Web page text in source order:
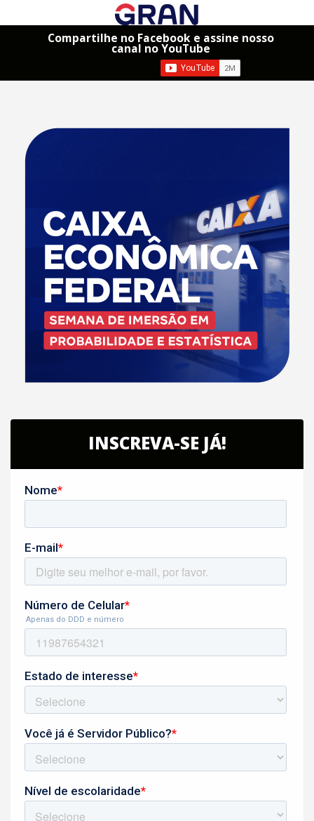
Compartilhe no Facebook e assine nosso
canal no YouTube
INSCREVA-SE JÁ!